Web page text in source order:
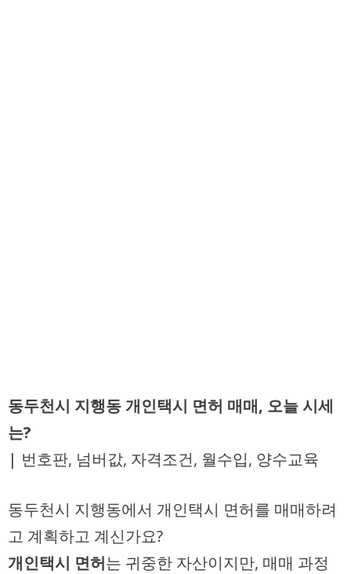
동두천시 지행동 개인택시 면허 매매, 오늘 시세
는?
| 번호판, 넘버값, 자격조건, 월수입, 양수교육
동두천시 지행동에서 개인택시 면허를 매매하려
고 계획하고 계신가요?
개인택시 면허는 귀중한 자산이지만, 매매 과정